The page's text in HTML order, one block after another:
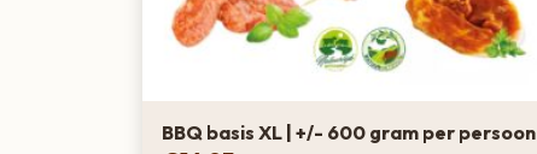
BBQ basis XL | +/- 600 gram per persoon